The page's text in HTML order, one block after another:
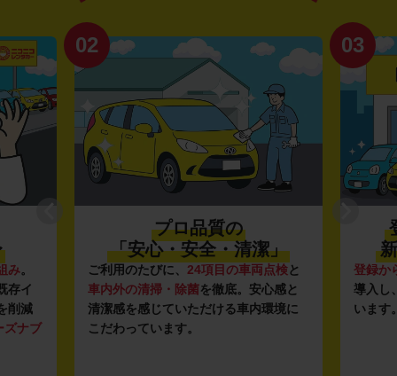
み。
存イ
削減
ズナブ
02
プロ品質の
「安心・安全・清潔」
ご利用のたびに、 24項目の車両点検と
車内外の清掃・除菌を徹底。安心感と
清潔感を感じていただける車内環境に
こだわっています。
03
登録か
導入し
います